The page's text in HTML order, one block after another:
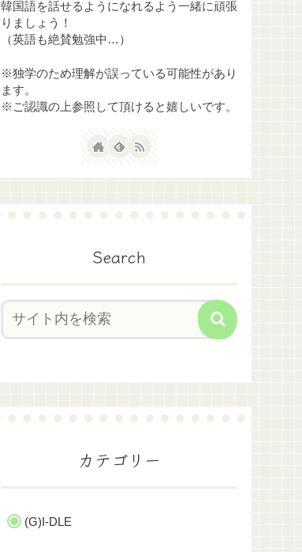
韓国語を話せるようになれるよう一緒に頑張
りましょう！
（英語も絶賛勉強中…）
※独学のため理解が誤っている可能性があり
ます。
※ご認識の上参照して頂けると嬉しいです。
Search
カテゴリー
(G)I-DLE